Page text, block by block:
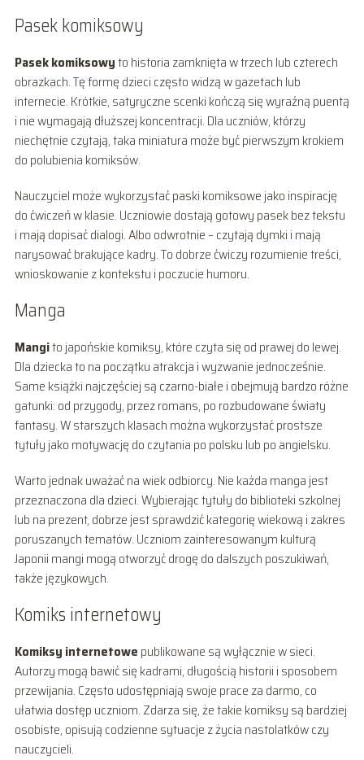
Pasek komiksowy
Pasek komiksowyto historia zamknięta w trzech lub czterech
obrazkach. Tę formę dzieci często widzą w gazetach lub
internecie. Krótkie, satyryczne scenki kończą się wyraźną puentą
i nie wymagają dłuższej koncentracji. Dla uczniów, którzy
niechętnie czytają, taka miniatura może być pierwszym krokiem
do polubienia komiksów.
Nauczyciel może wykorzystać paski komiksowe jako inspirację
do ćwiczeń w klasie. Uczniowie dostają gotowy pasek bez tekstu
i mają dopisać dialogi. Albo odwrotnie – czytają dymki i mają
narysować brakujące kadry. To dobrze ćwiczy rozumienie treści,
wnioskowanie z kontekstu i poczucie humoru.
Manga
Mangito japońskie komiksy, które czyta się od prawej do lewej.
Dla dziecka to na początku atrakcja i wyzwanie jednocześnie.
Same książki najczęściej są czarno-białe i obejmują bardzo różne
gatunki: od przygody, przez romans, po rozbudowane światy
fantasy. W starszych klasach można wykorzystać prostsze
tytuły jako motywację do czytania po polsku lub po angielsku.
Warto jednak uważać na wiek odbiorcy. Nie każda manga jest
przeznaczona dla dzieci. Wybierając tytuły do biblioteki szkolnej
lub na prezent, dobrze jest sprawdzić kategorię wiekową i zakres
poruszanych tematów. Uczniom zainteresowanym kulturą
Japonii mangi mogą otworzyć drogę do dalszych poszukiwań,
także językowych.
Komiks internetowy
Komiksy internetowe publikowane są wyłącznie w sieci.
Autorzy mogą bawić się kadrami, długością historii i sposobem
przewijania. Często udostępniają swoje prace za darmo, co
ułatwia dostęp uczniom. Zdarza się, że takie komiksy są bardziej
osobiste, opisują codzienne sytuacje z życia nastolatków czy
nauczycieli.